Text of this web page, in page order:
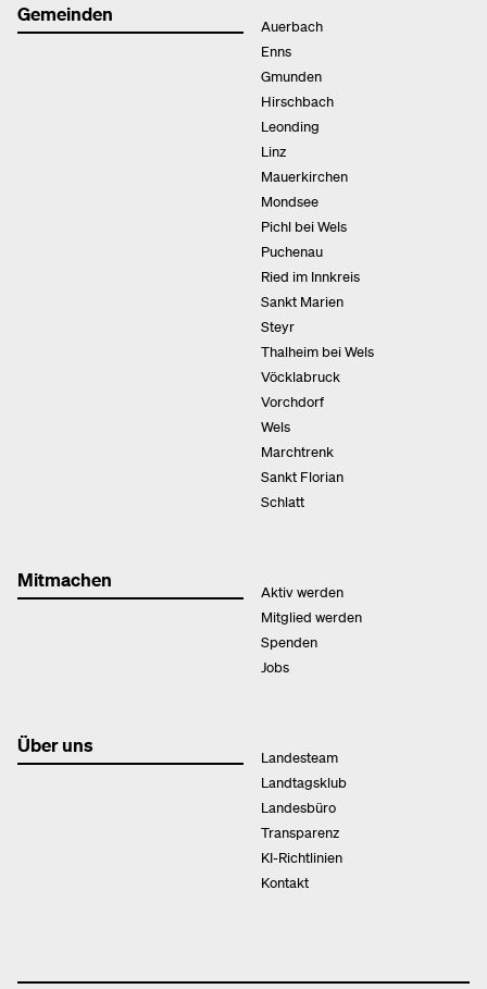
Gemeinden
Auerbach
Enns
Gmunden
Hirschbach
Leonding
Linz
Mauerkirchen
Mondsee
Pichl bei Wels
Puchenau
Ried im Innkreis
Sankt Marien
Steyr
Thalheim bei Wels
Vöcklabruck
Vorchdorf
Wels
Marchtrenk
Sankt Florian
Schlatt
Mitmachen
Aktiv werden
Mitglied werden
Spenden
Jobs
Über uns
Landesteam
Landtagsklub
Landesbüro
Transparenz
KI-Richtlinien
Kontakt